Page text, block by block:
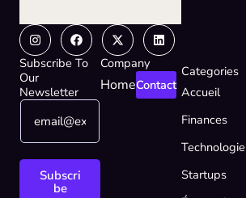
InstagramFacebook
X-
twitter
Linkedin
Subscribe To
Our
Newsletter
*
*
E
a
Subscri
be
Company
HomeContact
Categories
Accueil
Finances
Technologie
Startups